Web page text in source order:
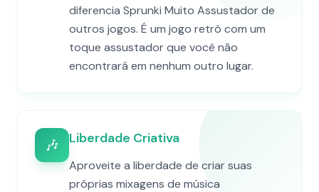
diferencia Sprunki Muito Assustador de
outros jogos. É um jogo retrô com um
toque assustador que você não
encontrará em nenhum outro lugar.
🎶 Liberdade Criativa
Aproveite a liberdade de criar suas
próprias mixagens de música